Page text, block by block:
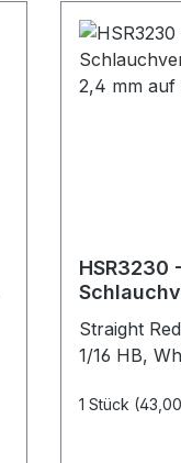
HSR3230
mm,
Straight
1/16 HB,
1 Stück